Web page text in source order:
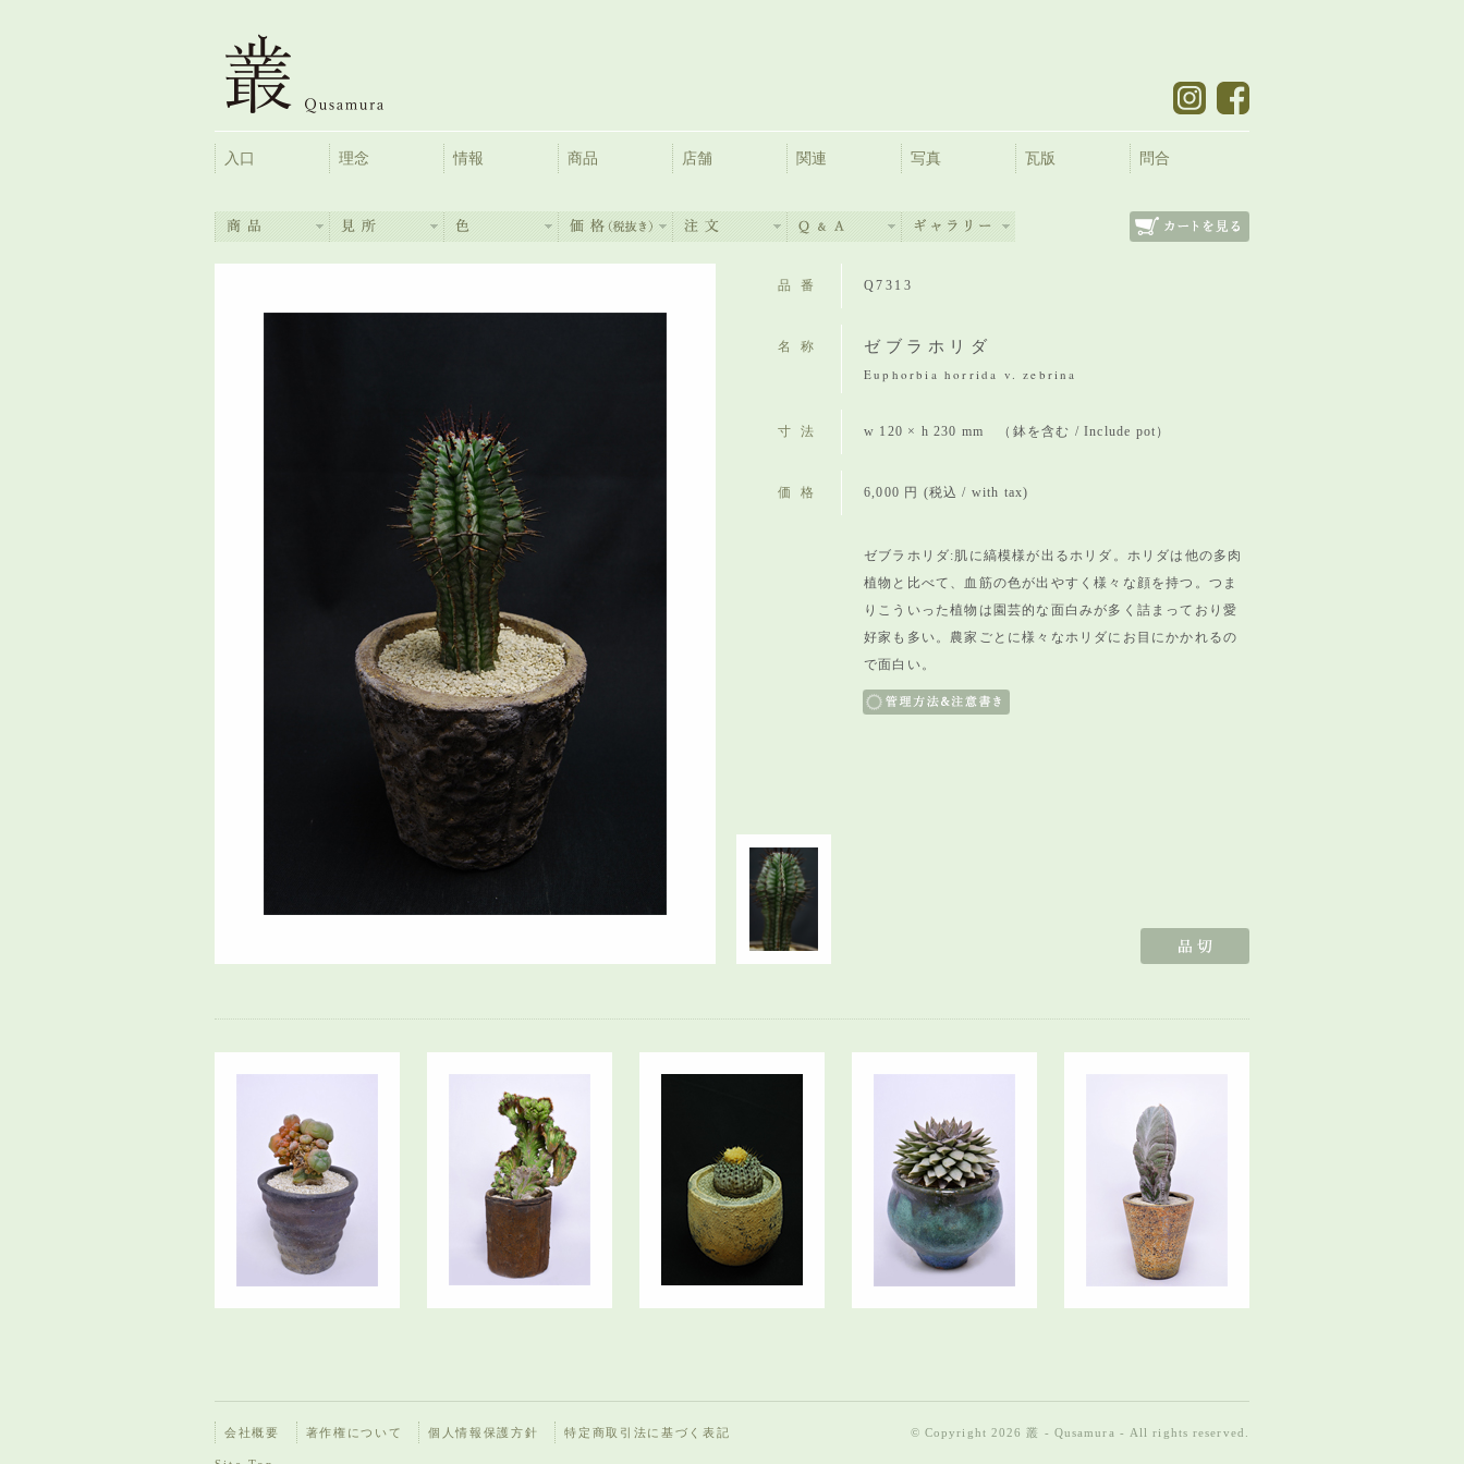
入口 理念 情報 商品 店舗 関連 写真 瓦版 問合
品番 Q7313
名称 ゼブラホリダ
Euphorbia horrida v. zebrina
寸法 w 120 × h 230 mm （鉢を含む / Include pot）
価格 6,000 円 (税込 / with tax)
ゼブラホリダ:肌に縞模様が出るホリダ。ホリダは他の多肉
植物と比べて、 血筋の色が出やすく様々な顔を持つ。 つま
りこういった植物は園芸的な面白みが多く詰まっており愛
好家 も多い。農家ごとに様々なホリダにお目にかかれるの
で面白い。
会社概要 著作権について 個人情報保護方針 特定商取引法に基づく表記 © Copyright 2026 叢 - Qusamura - All rights reserved.